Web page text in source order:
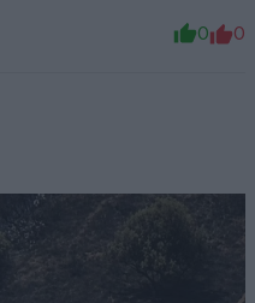
0 0